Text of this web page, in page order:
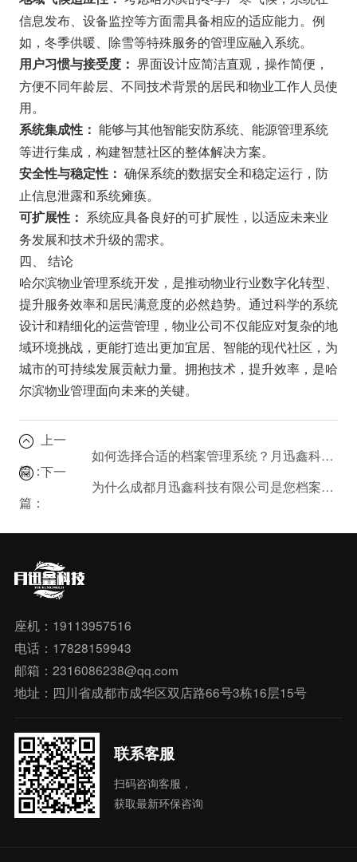
信息发布、设备监控等方面需具备相应的适应能力。例
如，冬季供暖、除雪等特殊服务的管理应融入系统。
用户习惯与接受度： 界面设计应简洁直观，操作简便，
方便不同年龄层、不同技术背景的居民和物业工作人员使
用。
系统集成性： 能够与其他智能安防系统、能源管理系统
等进行集成，构建智慧社区的整体解决方案。
安全性与稳定性： 确保系统的数据安全和稳定运行，防
止信息泄露和系统瘫痪。
可扩展性： 系统应具备良好的可扩展性，以适应未来业
务发展和技术升级的需求。
四、 结论
哈尔滨物业管理系统开发，是推动物业行业数字化转型、
提升服务效率和居民满意度的必然趋势。通过科学的系统
设计和精细化的运营管理，物业公司不仅能应对复杂的地
域环境挑战，更能打造出更加宜居、智能的现代社区，为
城市的可持续发展贡献力量。拥抱技术，提升效率，是哈
尔滨物业管理面向未来的关键。
上一
篇：
如何选择合适的档案管理系统？月迅鑫科技为您解读
下一
篇：
为什么成都月迅鑫科技有限公司是您档案外包和数字化的首选？
座机：19113957516
电话：17828159943
邮箱：2316086238@qq.com
地址：四川省成都市成华区双店路66号3栋16层15号
联系客服
扫码咨询客服，
获取最新环保咨询